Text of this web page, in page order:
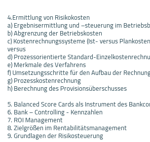
4.Ermittlung von Risikokosten
a) Ergebnisermittlung und –steuerung im
b) Abgrenzung der Betriebskosten
c) Kostenrechnungssysteme (Ist- versus
versus
d) Prozessorientierte Standard-
e) Merkmale des Verfahrens
f) Umsetzungsschritte für den Aufbau der
g) Prozesskostenrechnung
h) Berechnung des Provisionsüberschusses
5. Balanced Score Cards als Instrument des
6. Bank – Controlling - Kennzahlen
7. ROI Management
8. Zielgrößen im Rentabilitätsmanagement
9. Grundlagen der Risikosteuerung